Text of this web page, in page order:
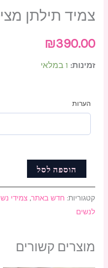
צמיד תילתן מציפוי
₪390.00
זמינות: 1 במלאי
הערות
הוספה לסל
קטגוריות: חדש באתר,צמידי נשים
לנשים
מוצרים קשורים